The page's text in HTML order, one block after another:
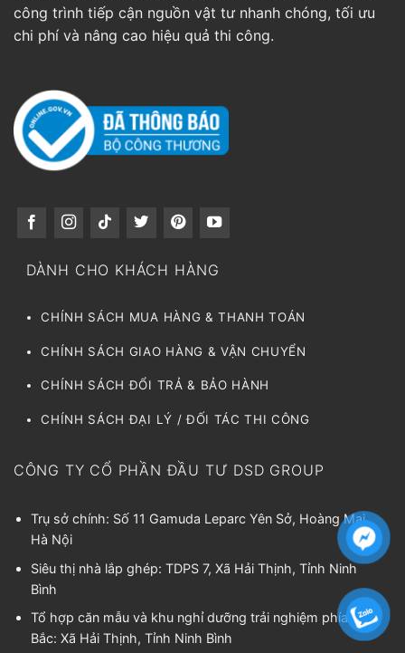
công trình tiếp cận nguồn vật tư nhanh chóng, tối ưu
chi phí và nâng cao hiệu quả thi công.
DÀNH CHO KHÁCH HÀNG
CHÍNH SÁCH MUA HÀNG & THANH TOÁN
CHÍNH SÁCH GIAO HÀNG & VẬN CHUYỂN
CHÍNH SÁCH ĐỔI TRẢ & BẢO HÀNH
CHÍNH SÁCH ĐẠI LÝ / ĐỐI TÁC THI CÔNG
CÔNG TY CỔ PHẦN ĐẦU TƯ DSD GROUP
Trụ sở chính: Số 11 Gamuda Leparc Yên Sở, Hoàng Mai,
Hà Nội
Siêu thị nhà lắp ghép: TDPS 7, Xã Hải Thịnh, Tỉnh Ninh
Bình
Tổ hợp căn mẫu và khu nghỉ dưỡng trải nghiệm phía
Bắc: Xã Hải Thịnh, Tỉnh Ninh Bình